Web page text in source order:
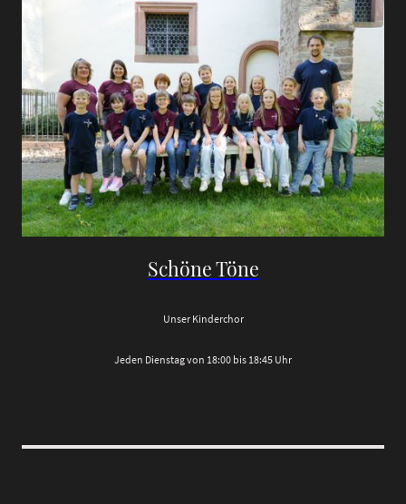
Schöne Töne
Unser Kinderchor
Jeden Dienstag von 18:00 bis 18:45 Uhr